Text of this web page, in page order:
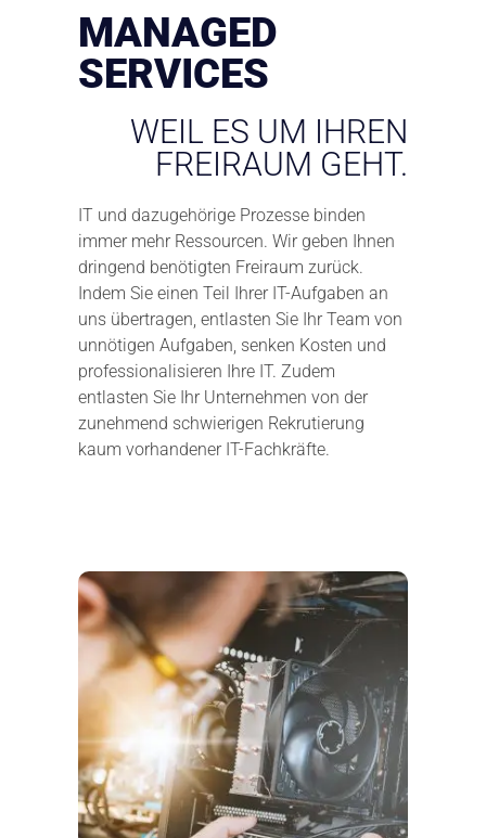
MANAGED
SERVICES
WEIL ES UM IHREN
FREIRAUM GEHT.
IT und dazugehörige Prozesse binden
immer mehr Ressourcen. Wir geben Ihnen
dringend benötigten Freiraum zurück.
Indem Sie einen Teil Ihrer IT-Aufgaben an
uns übertragen, entlasten Sie Ihr Team von
unnötigen Aufgaben, senken Kosten und
professionalisieren Ihre IT. Zudem
entlasten Sie Ihr Unternehmen von der
zunehmend schwierigen Rekrutierung
kaum vorhandener IT-Fachkräfte.